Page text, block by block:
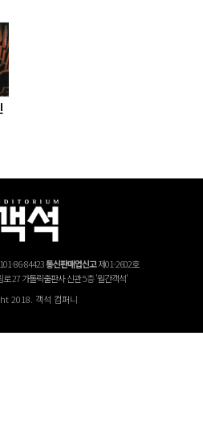
86-84423통신판매업신고제01-2602호
27 가톨릭출판사 신관 5층 '월간객석'
2018. 객석 컴퍼니